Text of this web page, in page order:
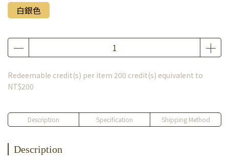
白銀色
Redeemable credit(s) per item 200 credit(s) equivalent to
NT$200
Description Specification Shipping Method
Description